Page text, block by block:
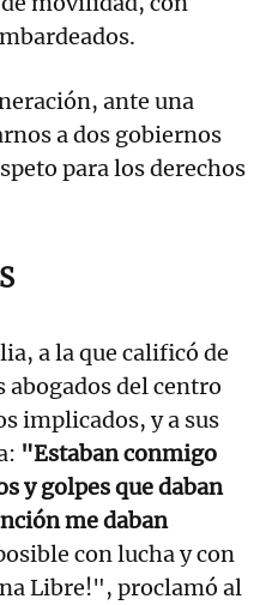
ante una
a dos gobiernos
para los derechos
a la que calificó de
abogados del centro
implicados, y a sus
"Estaban conmigo
y golpes que daban
me daban
con lucha y con
Libre!", proclamó al